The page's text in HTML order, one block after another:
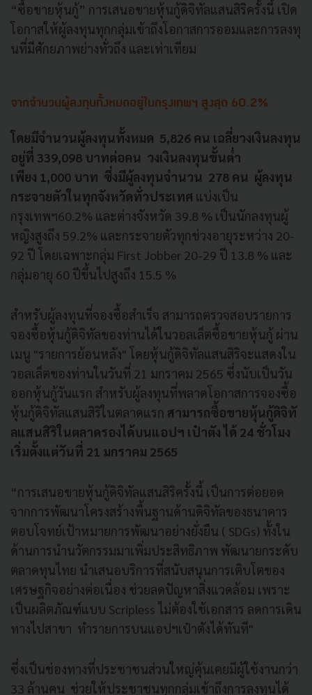
“ซื้อขายหุ้นกู้” การเสนอขายหุ้นกู้ดิจิทัลแสนสิริครั้งนี้ เปิด
โอกาสให้ผู้ลงทุนทุกกลุ่มเข้าถึงโอกาสการออมและการลงทุ
นที่มีศักยภาพย่างทั่วถึง และเท่าเทียม
จากจำนวนผู้ลงทุนทั้งหมดอยู่ในกรุงเทพฯ สูงสุด 60.2%
โดยมีจำนวนผู้ลงทุนทั้งหมด 5,826 คน เฉลี่ยวงเงินลงทุน
อยู่ที่ 339,098 บาทต่อคน วงเงินลงทุนขั้นต่ำ
เพียง 1,000 บาท ซึ่งมีผู้ลงทุนจำนวน 278 คน ผู้ลงทุน
กระจายตัวในทุกจังหวัดทั่วประเทศ แบ่งเป็น
กรุงเทพฯ60.2% และต่างจังหวัด 39.8 % เป็นนักลงทุนผู้
หญิงสูงถึง 59.2% และกระจายตัวทุกช่วงอายุระหว่าง 20-
92 ปี โดยเฉพาะกลุ่ม First Jobber 20-29 ปี 13.8 % และ
กลุ่มอายุ 60 ปีขึ้นไปสูงถึง 15.5 %
สำหรับผู้ลงทุนที่จองซื้อสำเร็จ สามารถตรวจสอบรายการ
จองซื้อหุ้นกู้ดิจิทัลของท่านได้ในวอลเล็ตซื้อขายหุ้นกู้ ผ่าน
เมนู "รายการย้อนหลัง" โดยหุ้นกู้ดิจิทัลแสนสิริจะแสดงใน
วอลเล็ตของท่านในวันที่ 21 มกราคม 2565 ซึ่งนับเป็นวัน
ออกหุ้นกู้วันแรก สำหรับผู้ลงทุนที่พลาดโอกาสการจองซื้อ
หุ้นกู้ดิจิทัลแสนสิริในตลาดแรก สามารถซื้อขายหุ้นกู้ดิจิทั
ลแสนสิริในตลาดรองได้บนแอปฯ เป๋าตัง ได้ 24 ชั่วโมง
เริ่มตั้งแต่วันที่ 21 มกราคม 2565
“การเสนอขายหุ้นกู้ดิจิทัลแสนสิริครั้งนี้ เป็นการต่อยอด
จากการพัฒนาโครงสร้างพื้นฐานด้านดิจิทัลของธนาคาร
ตอบโจทย์เป้าหมายการพัฒนาอย่างยั่งยืน ( SDGs) ทั้งใน
ด้านการนำนวัตกรรมมาเพิ่มประสิทธิภาพ พัฒนายกระดับ
ตลาดทุนไทย นำเสนอบริการที่สนับสนุนการเติบโตของ
เศรษฐกิจอย่างต่อเนื่อง ช่วยลดปัญหาสิ่งแวดล้อม เพราะ
เป็นผลิตภัณฑ์แบบ Scripless ไม่ต้องใช้เอกสาร ลดการเดิน
ทางไปสาขา ทำรายการบนแอปฯเป๋าตังได้ทันที"
ซึ่งเป็นช่องทางที่ประชาชนส่วนใหญ่คุ้นเคยมีผู้ใช้งานกว่า
33 ล้านคน ช่วยให้ประชาชนทุกกลุ่มเข้าถึงการลงทุนได้